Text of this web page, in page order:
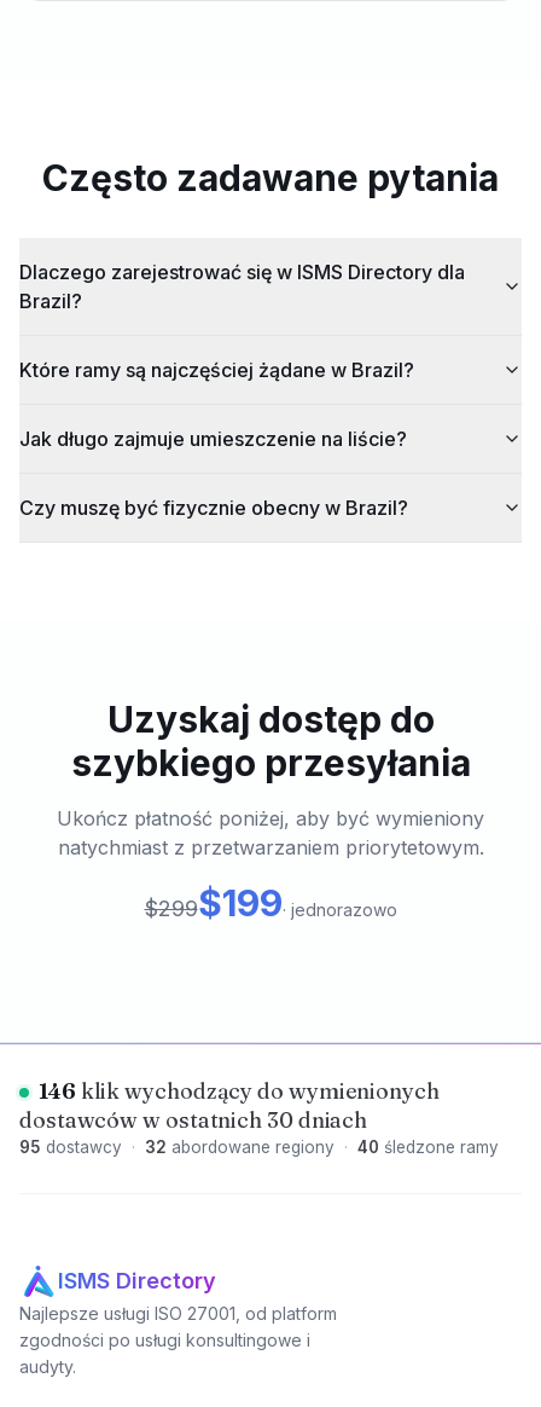
Często zadawane pytania
Dlaczego zarejestrować się w ISMS Directory dla
Brazil?
Które ramy są najczęściej żądane w Brazil?
Jak długo zajmuje umieszczenie na liście?
Czy muszę być fizycznie obecny w Brazil?
Uzyskaj dostęp do
szybkiego przesyłania
Ukończ płatność poniżej, aby być wymieniony
natychmiast z przetwarzaniem priorytetowym.
$299$199· jednorazowo
146 klik wychodzący do wymienionych
dostawców w ostatnich 30 dniach
95 dostawcy · 32 abordowane regiony · 40 śledzone ramy
ISMS Directory
Najlepsze usługi ISO 27001, od platform
zgodności po usługi konsultingowe i
audyty.